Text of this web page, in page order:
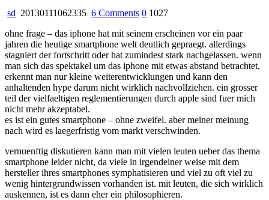
sd 20130111062335 6 Commentson
vom
iphone
und
pain
in
the
ass
itunes
0 1027
ohne frage – das iphone hat mit seinem erscheinen vor ein paar
jahren die heutige smartphone welt deutlich gepraegt. allerdings
stagniert der fortschritt oder hat zumindest stark nachgelassen. wenn
man sich das spektakel um das iphone mit etwas abstand betrachtet,
erkennt man nur kleine weiterentwicklungen und kann den
anhaltenden hype darum nicht wirklich nachvollziehen. ein grosser
teil der vielfaeltigen reglementierungen durch apple sind fuer mich
nicht mehr akzeptabel.
es ist ein gutes smartphone – ohne zweifel. aber meiner meinung
nach wird es laegerfristig vom markt verschwinden.
vernuenftig diskutieren kann man mit vielen leuten ueber das thema
smartphone leider nicht, da viele in irgendeiner weise mit dem
hersteller ihres smartphones symphatisieren und viel zu oft viel zu
wenig hintergrundwissen vorhanden ist. mit leuten, die sich wirklich
auskennen, ist es dann eher ein philosophieren.